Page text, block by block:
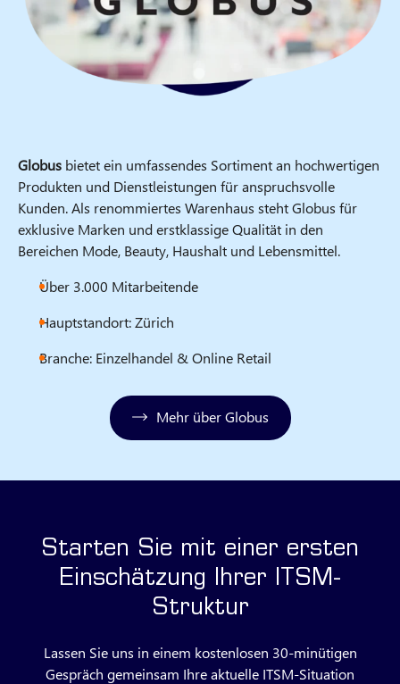
Globus bietet ein umfassendes Sortiment an hochwertigen
Produkten und Dienstleistungen für anspruchsvolle
Kunden. Als renommiertes Warenhaus steht Globus für
exklusive Marken und erstklassige Qualität in den
Bereichen Mode, Beauty, Haushalt und Lebensmittel.
Über 3.000 Mitarbeitende
Hauptstandort: Zürich
Branche: Einzelhandel & Online Retail
Mehr über Globus
Starten Sie mit einer ersten
Einschätzung Ihrer ITSM-
Struktur
Lassen Sie uns in einem kostenlosen 30‑minütigen
Gespräch gemeinsam Ihre aktuelle ITSM‑Situation